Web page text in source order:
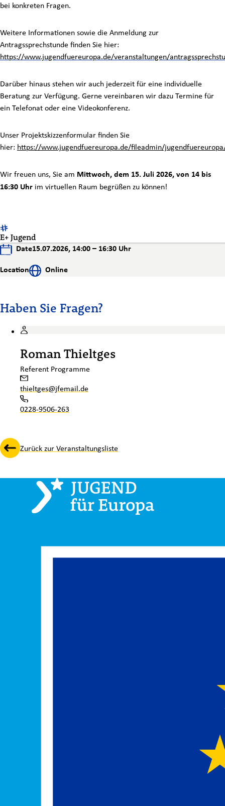
bei konkreten Fragen.
Weitere Informationen sowie die Anmeldung zur
Antragssprechstunde finden Sie hier:
https://www.jugendfuereuropa.de/veranstaltungen/
Darüber hinaus stehen wir auch jederzeit für eine individuelle
Beratung zur Verfügung. Gerne vereinbaren wir dazu Termine für
ein Telefonat oder eine Videokonferenz.
Unser Projektskizzenformular finden Sie
hier: https://www.jugendfuereuropa.de/fileadmin/
Wir freuen uns, Sie am Mittwoch, dem 15. Juli 2026, von 14 bis
16:30 Uhr im virtuellen Raum begrüßen zu können!
E+ Jugend
Date15.07.2026, 14:00 – 16:30 Uhr
Location
Online
Haben Sie Fragen?
Roman Thieltges
Referent Programme
thieltges@jfemail.de
0228-9506-263
Zurück zur Veranstaltungsliste